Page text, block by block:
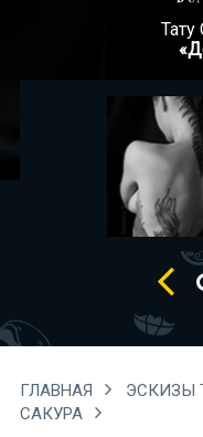
ГЛАВНАЯ ЭСКИЗЫ
САКУРА